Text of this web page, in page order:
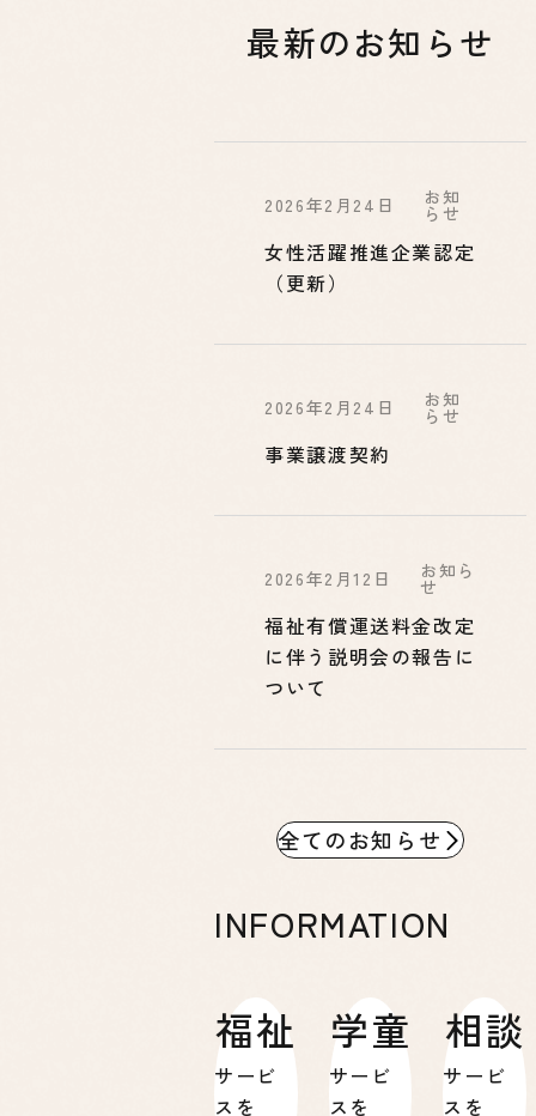
最新のお知らせ
女性活躍推進企業認定
（更新）
2026年2月24日 お知
らせ
事業譲渡契約
2026年2月24日 お知
らせ
福祉有償運送料金改定
に伴う説明会の報告に
ついて
2026年2月12日 お知ら
せ
全てのお知らせ
INFORMATION
福祉
サービ
スを
学童
サービ
スを
相談
サービ
スを